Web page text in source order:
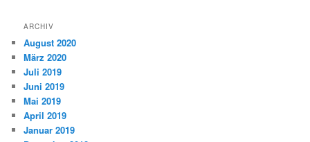
ARCHIV
August 2020
März 2020
Juli 2019
Juni 2019
Mai 2019
April 2019
Januar 2019